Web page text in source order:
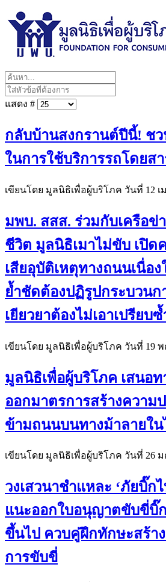
แสดง #
กลับบ้านสงกรานต์ปีนี้! ช
ในการใช้บริการรถโดยส
เขียนโดย มูลนิธิเพื่อผู้บริโภค วันที่ 12
มพบ. สสส. ร่วมกับเครือ
ชีวิต มูลนิธิเมาไม่ขับ เปิ
เสียอุบัติเหตุทางถนนเนื่อ
ย้ำชัดต้องปฏิรูปกระบวนก
เยียวยาต้องไม่เอาเปรียบ
เขียนโดย มูลนิธิเพื่อผู้บริโภค วันที่ 19
มูลนิธิเพื่อผู้บริโภค เสนอท
ออกมาตรการสร้างควา
ข้ามถนนบนทางม้าลายใ
เขียนโดย มูลนิธิเพื่อผู้บริโภค วันที่ 26
วงเสวนาชำแหละ ‘ภัยบิ๊ก
แนะออกใบอนุญาตขับขี่บิ๊ก
ขึ้นไป ควบคู่ฝึกทักษะสร้า
การขับขี่